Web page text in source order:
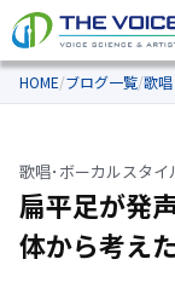
HOME/ブログ一覧/歌
歌唱･ボーカルスタイ
扁平足が発
体から考え